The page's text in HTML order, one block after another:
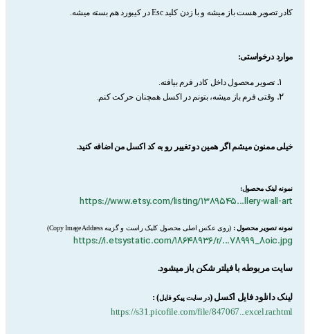
کادر تصویر هست باز میشه و با زدن کلید Esc در کیبورد هم بسته میشه.
موارد درخواستی:
تصویر محصول داخل کادر فرم بیافته.
وقتی فرم باز میشه، بتونم در اکسل همچنان حرکت کنم.
خیلی ممنون میشم اگر همین دو تغییر رو به کد اکسل من اضافه کنید.
نمونه لینک محصول:
https://www.etsy.com/listing/1389545...llery-wall-art
نمونه تصویر محصول : (روی عکس اصلی محصول کلیک راست و گزینه Copy Image Address)
https://i.etsystatic.com/18648936/r/...78999_8oic.jpg
سایت مربوطه با فیلتر شکن باز میشود.
لینک دانلود فایل اکسل (در سایت پیکو فایل) :
https://s31.picofile.com/file/847067...excel.rar.html